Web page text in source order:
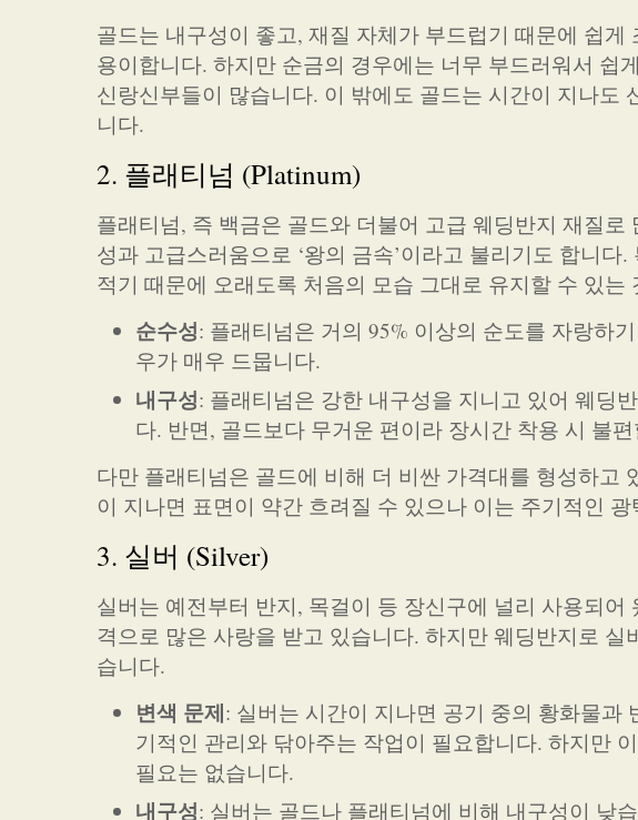
골드는 내구성이 좋고, 재질 자체가 부드럽기 때문에 쉽
용이합니다. 하지만 순금의 경우에는 너무 부드러워서 쉽
신랑신부들이 많습니다. 이 밖에도 골드는 시간이 지나도
니다.
2. 플래티넘 (Platinum)
플래티넘, 즉 백금은 골드와 더불어 고급 웨딩반지 재질
성과 고급스러움으로 ‘왕의 금속’이라고 불리기도 합니
적기 때문에 오래도록 처음의 모습 그대로 유지할 수 있는
순수성: 플래티넘은 거의 95% 이상의 순도를 자랑하
우가 매우 드뭅니다.
내구성: 플래티넘은 강한 내구성을 지니고 있어 웨딩
다. 반면, 골드보다 무거운 편이라 장시간 착용 시 불
다만 플래티넘은 골드에 비해 더 비싼 가격대를 형성하고
이 지나면 표면이 약간 흐려질 수 있으나 이는 주기적인
3. 실버 (Silver)
실버는 예전부터 반지, 목걸이 등 장신구에 널리 사용되
격으로 많은 사랑을 받고 있습니다. 하지만 웨딩반지로
습니다.
변색 문제: 실버는 시간이 지나면 공기 중의 황화물과
기적인 관리와 닦아주는 작업이 필요합니다. 하지만
필요는 없습니다.
내구성: 실버는 골드나 플래티넘에 비해 내구성이 낮